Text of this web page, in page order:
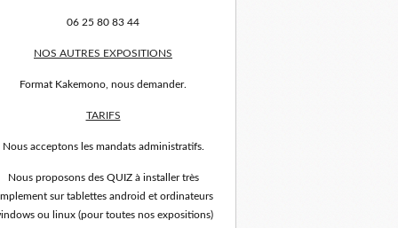
06 25 80 83 44
NOS AUTRES EXPOSITIONS
Format Kakemono, nous demander.
TARIFS
Nous acceptons les mandats administratifs.
Nous proposons des QUIZ à installer très
sur tablettes android et ordinateurs
ou linux (pour toutes nos expositions)